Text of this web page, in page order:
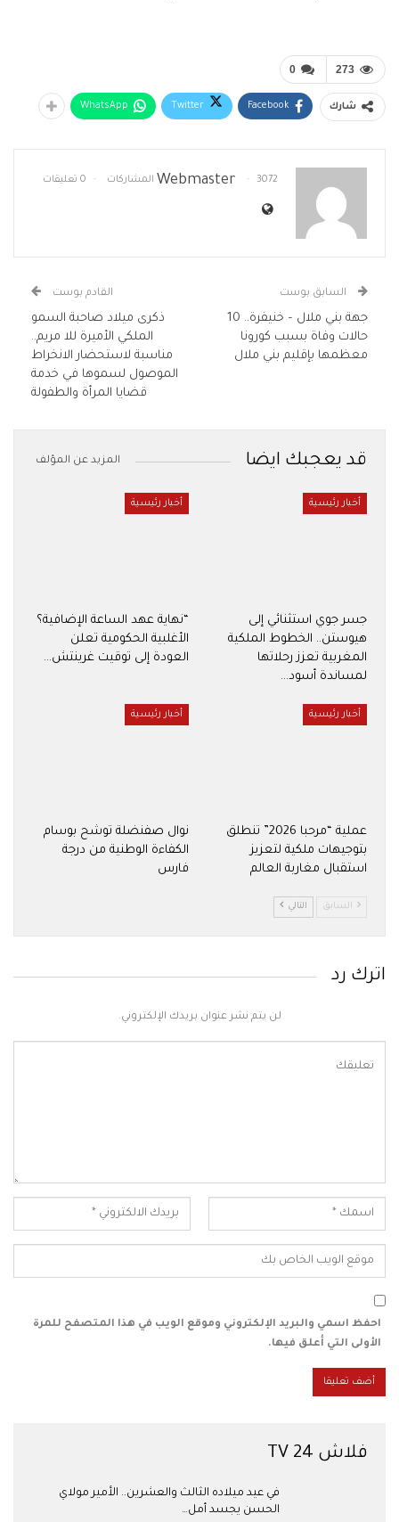
0 273
شارك Facebook
Twitter
WhatsApp
Webmaster 3072 المشاركات 0 تعليقات
السابق بوست
جهة بني ملال – خنيفرة.. 10
حالات وفاة بسبب كورونا
معظمها بإقليم بني ملال
القادم بوست
ذكرى ميلاد صاحبة السمو
الملكي الأميرة للا مريم..
مناسبة لاستحضار الانخراط
الموصول لسموها في خدمة
قضايا المرأة والطفولة
قد يعجبك ايضا المزيد عن المؤلف
أخبار رئيسية
جسر جوي استثنائي إلى
هيوستن.. الخطوط الملكية
المغربية تعزز رحلاتها
لمساندة أسود…
أخبار رئيسية
“نهاية عهد الساعة الإضافية؟
الأغلبية الحكومية تعلن
العودة إلى توقيت غرينتش…
أخبار رئيسية
عملية “مرحبا 2026” تنطلق
بتوجيهات ملكية لتعزيز
استقبال مغاربة العالم
أخبار رئيسية
نوال صفنضلة توشح بوسام
الكفاءة الوطنية من درجة
فارس
السابق التالي
اترك رد
لن يتم نشر عنوان بريدك الإلكتروني.
احفظ اسمي والبريد الإلكتروني وموقع الويب في هذا المتصفح للمرة
الأولى التي أعلق فيها.
فلاش 24 TV
في عيد ميلاده الثالث والعشرين.. الأمير مولاي
الحسن يجسد أمل…